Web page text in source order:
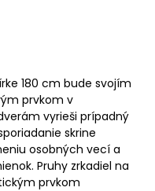
180 cm bude svojím
prvkom v
vyrieši prípadný
skrine
osobných vecí a
Pruhy zrkadiel na
prvkom